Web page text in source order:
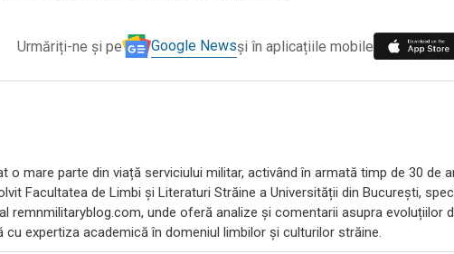
Urmăriți-ne și pe Google Newsși în aplicațiile mobile
o mare parte din viață serviciului militar, activând în armată timp de 30 de
Facultatea de Limbi și Literaturi Străine a Universității din București,
remnmilitaryblog.com, unde oferă analize și comentarii asupra evoluțiilor
expertiza academică în domeniul limbilor și culturilor străine.